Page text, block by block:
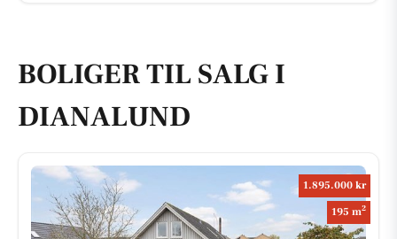
BOLIGER TIL SALG I
DIANALUND
1.895.000 kr
195 m2